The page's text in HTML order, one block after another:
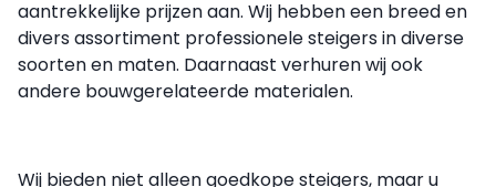
aantrekkelijke prijzen aan. Wij hebben een breed en
divers assortiment professionele steigers in diverse
soorten en maten. Daarnaast verhuren wij ook
andere bouwgerelateerde materialen.
Wij bieden niet alleen goedkope steigers, maar u